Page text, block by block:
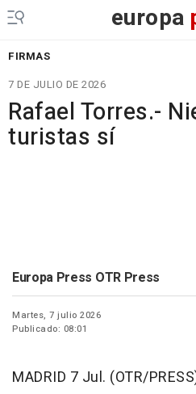
europa
FIRMAS
7 DE JULIO DE 2026
Rafael Torres.-
turistas sí
Europa Press OTR Press
Martes, 7 julio 2026
Publicado: 08:01
MADRID 7 Jul. (OTR/